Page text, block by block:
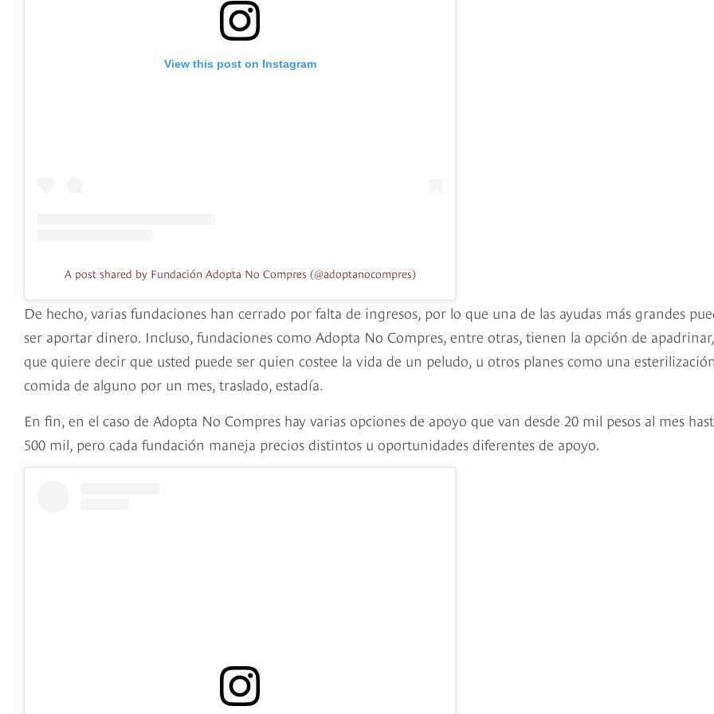
View this post on Instagram
A post shared by Fundación Adopta No Compres (@adoptanocompres)
De hecho, varias fundaciones han cerrado por falta de ingresos, por lo que una de las ayudas más grandes
ser aportar dinero. Incluso, fundaciones como Adopta No Compres, entre otras, tienen la opción de
que quiere decir que usted puede ser quien costee la vida de un peludo, u otros planes como una
comida de alguno por un mes, traslado, estadía.
En fin, en el caso de Adopta No Compres hay varias opciones de apoyo que van desde 20 mil pesos al mes
500 mil, pero cada fundación maneja precios distintos u oportunidades diferentes de apoyo.